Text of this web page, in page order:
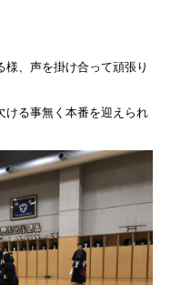
、声を掛け合って頑張り
ける事無く本番を迎えられ